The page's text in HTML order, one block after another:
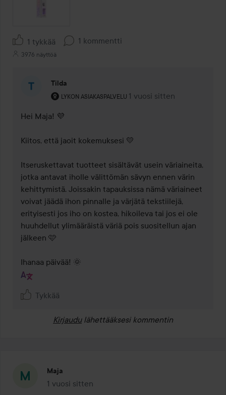
1 tykkää 1 kommentti
3976 näyttöä
Tilda
LYKON ASIAKASPALVELU
Käyttäjän rooli: Lykon asiakaspalvelu .
1 vuosi sitten
Kommentti lisättiin 1 vuosi
Hei Maja! 💜
Kiitos, että jaoit kokemuksesi 💛
Itseruskettavat tuotteet sisältävät usein väriaineita,
jotka antavat iholle välittömän sävyn ennen värin
kehittymistä. Joissakin tapauksissa nämä väriaineet
voivat jäädä ihon pinnalle ja värjätä tekstiilejä,
erityisesti jos iho on kostea, hikoileva tai jos ei ole
huuhdellut ylimääräistä väriä pois suositellun ajan
jälkeen 🩷
Ihanaa päivää! 🌞
Tykkää
Kirjaudu lähettääksesi kommentin
Maja
1 vuosi sitten
Viesti luotiin 1 vuosi sitten